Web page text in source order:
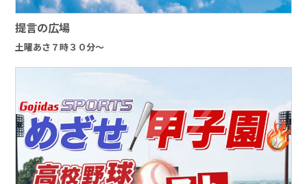
提言の広場
土曜あさ７時３０分～